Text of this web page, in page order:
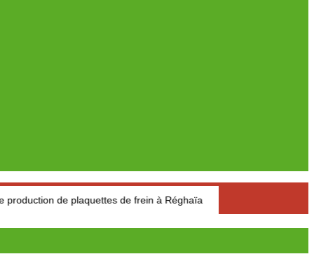
plaquettes de frein à Réghaïa Pétrole : Le prix du baril